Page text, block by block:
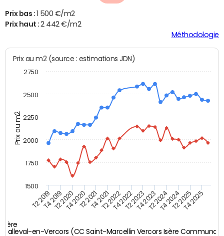
Prix bas : 1 500 €/m2
Prix haut :2 442 €/m2
Méthodologie
Prix au m2
Prix au m2 (source : estimations JDN)
Isère
Malleval-en-Vercors (CC Saint-Marcellin Vercors Isère
T2 2019T4 2019T2 2020T4 2020T2 2021T4 2021T2 2022T4 2022T2 2023T4 2023T2 2024T4 2024T2 2025T4 2025
1500
1750
2000
2250
2500
2750